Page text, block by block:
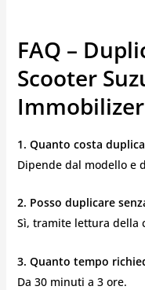
FAQ –
Scooter
1. Quanto costa
Dipende dal modello e
2. Posso duplicare
Sì, tramite lettura della
3. Quanto tempo
Da 30 minuti a 3 ore.